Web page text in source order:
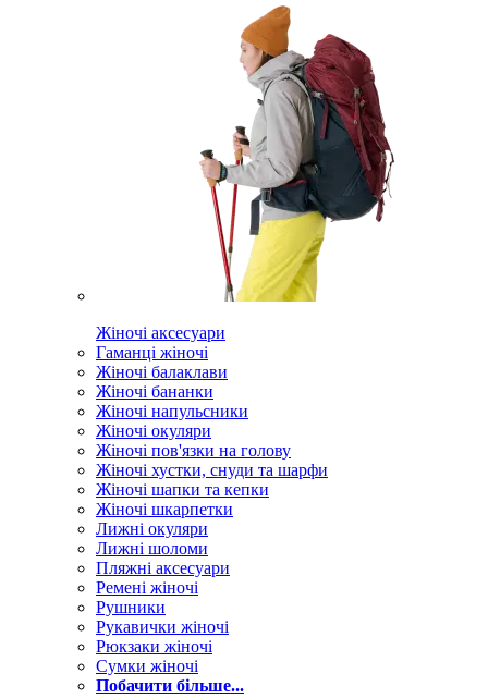
Жіночі аксесуари
Гаманці жіночі
Жіночі балаклави
Жіночі бананки
Жіночі напульсники
Жіночі окуляри
Жіночі пов'язки на голову
Жіночі хустки, снуди та шарфи
Жіночі шапки та кепки
Жіночі шкарпетки
Лижні окуляри
Лижні шоломи
Пляжні аксесуари
Ремені жіночі
Рушники
Рукавички жіночі
Рюкзаки жіночі
Сумки жіночі
Побачити більше...